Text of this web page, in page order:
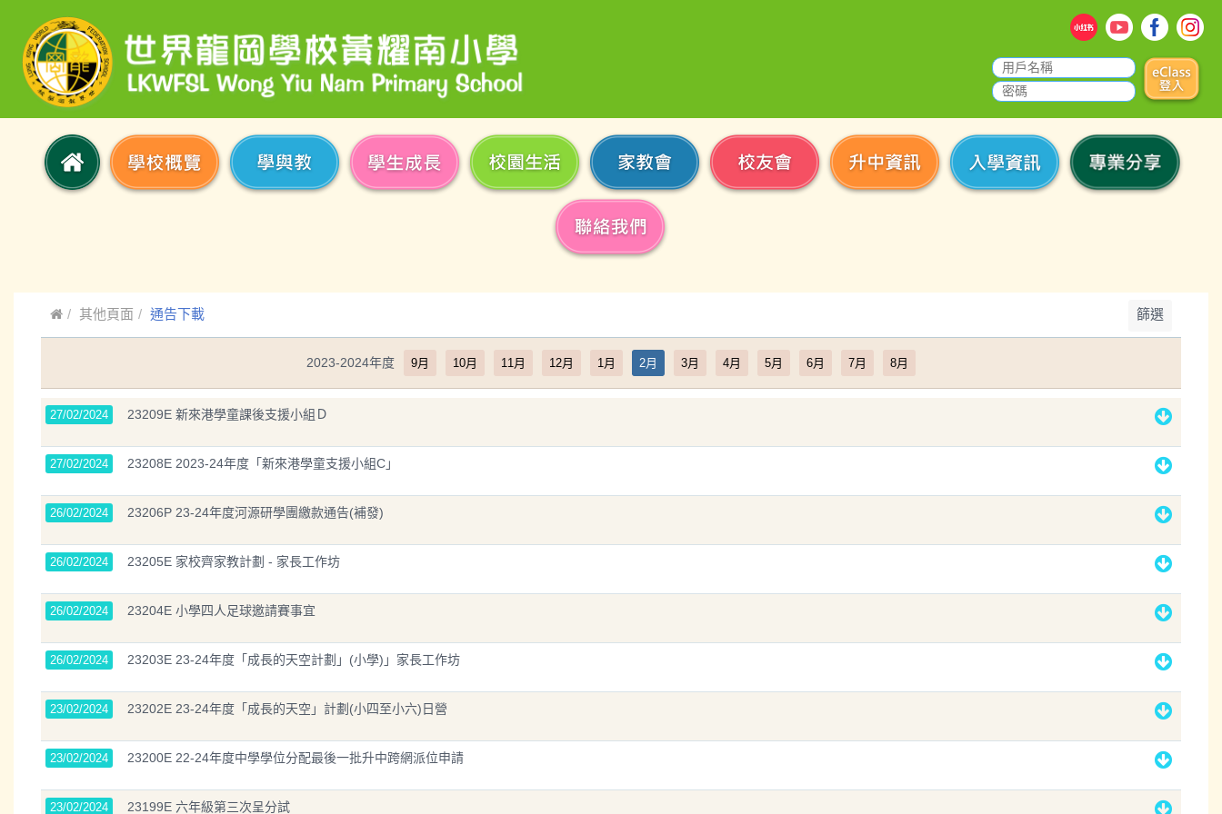
其他頁面 通告下載 篩選
2023-2024年度 9月 10月 11月 12月 1月 2月 3月 4月 5月 6月 7月 8月
27/02/2024 23209E 新來港學童課後支援小組Ｄ
27/02/2024 23208E 2023-24年度「新來港學童支援小組C」
26/02/2024 23206P 23-24年度河源研學團繳款通告(補發)
26/02/2024 23205E 家校齊家教計劃 - 家長工作坊
26/02/2024 23204E 小學四人足球邀請賽事宜
26/02/2024 23203E 23-24年度「成長的天空計劃」(小學)」家長工作坊
23/02/2024 23202E 23-24年度「成長的天空」計劃(小四至小六)日營
23/02/2024 23200E 22-24年度中學學位分配最後一批升中跨網派位申請
23/02/2024 23199E 六年級第三次呈分試